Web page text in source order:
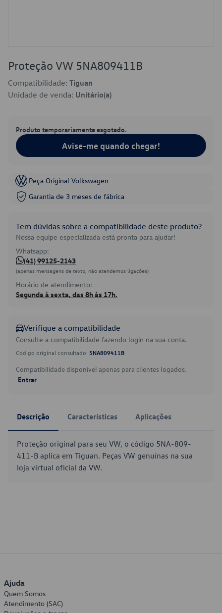
Proteção VW 5NA809411B
Compatibilidade: Tiguan
Unidade de venda: Unitário(a)
Produto temporariamente esgotado.
Avise-me quando chegar!
Peça Original Volkswagen
Garantia de 3 meses de fábrica
Tem dúvidas sobre a compatibilidade deste produto?
Nossa equipe especializada está pronta para ajudar!
Whatsapp:
(41) 99125-2143
(apenas mensagens de texto, não atendemos ligações)
Horário de atendimento:
Segunda à sexta, das 8h às 17h.
Verifique a compatibilidade
Consulte a compatibilidade fazendo login na sua conta.
Código original consultado: 5NA809411B
Compatibilidade disponível apenas para clientes logados.
Entrar
Descrição Características Aplicações
Proteção original para seu VW, o código 5NA-809-
411-B aplica em Tiguan. Peças VW genuínas na sua
loja virtual oficial da VW.
Ajuda
Quem Somos
Atendimento (SAC)